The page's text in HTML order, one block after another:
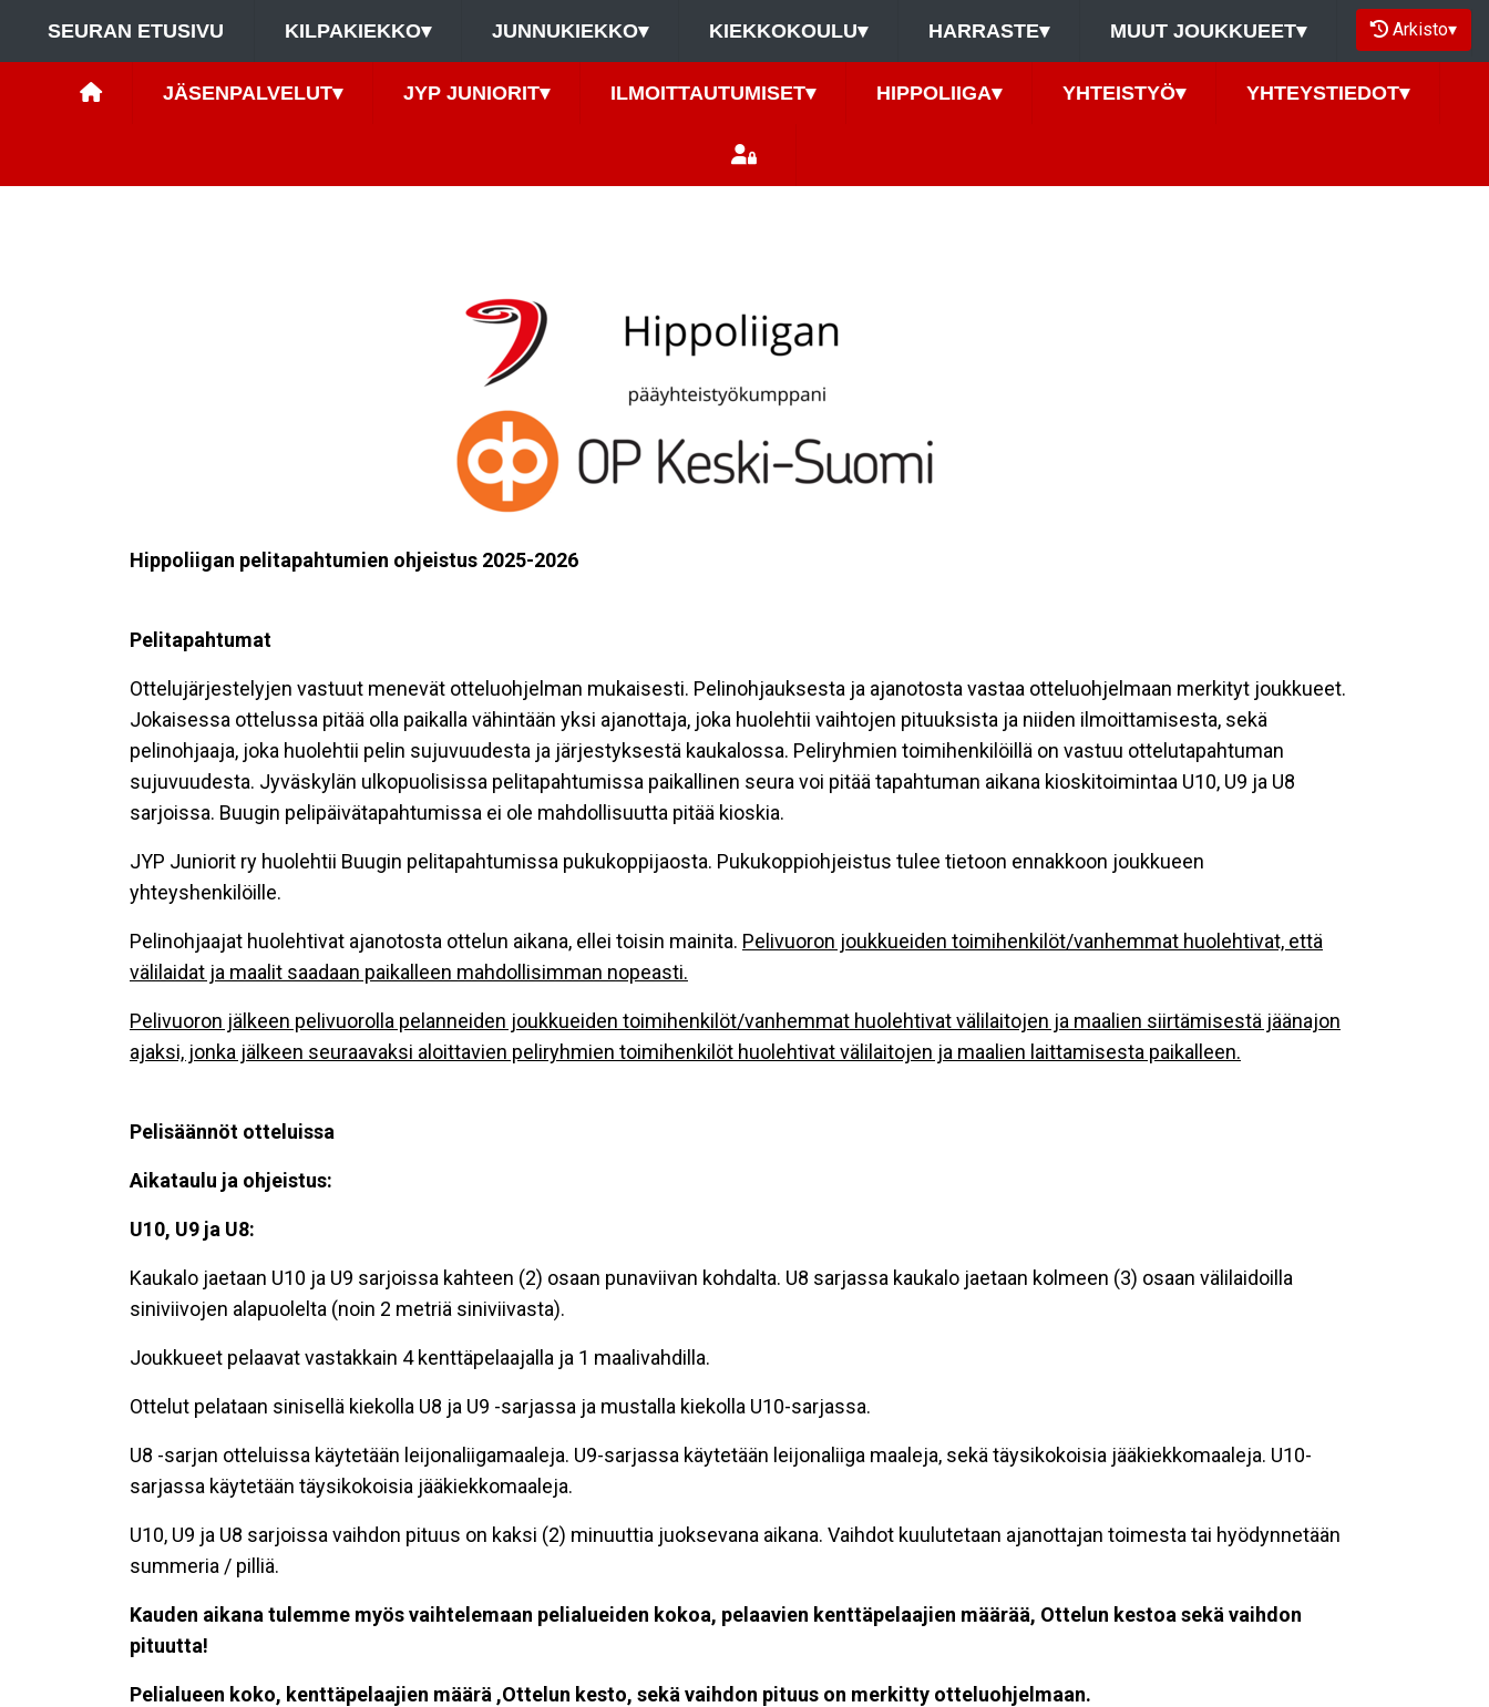
SEURAN ETUSIVU KILPAKIEKKO▾ JUNNUKIEKKO▾ KIEKKOKOULU▾ HARRASTE▾ MUUT JOUKKUEET▾ Arkisto▾
JÄSENPALVELUT▾ JYP JUNIORIT▾ ILMOITTAUTUMISET▾ HIPPOLIIGA▾ YHTEISTYÖ▾ YHTEYSTIEDOT▾
Hippoliigan pelitapahtumien ohjeistus 2025-2026
Pelitapahtumat
Ottelujärjestelyjen vastuut menevät otteluohjelman mukaisesti. Pelinohjauksesta ja ajanotosta vastaa otteluohjelmaan merkityt joukkueet.
Jokaisessa ottelussa pitää olla paikalla vähintään yksi ajanottaja, joka huolehtii vaihtojen pituuksista ja niiden ilmoittamisesta, sekä
pelinohjaaja, joka huolehtii pelin sujuvuudesta ja järjestyksestä kaukalossa. Peliryhmien toimihenkilöillä on vastuu ottelutapahtuman
sujuvuudesta. Jyväskylän ulkopuolisissa pelitapahtumissa paikallinen seura voi pitää tapahtuman aikana kioskitoimintaa U10, U9 ja U8
sarjoissa. Buugin pelipäivätapahtumissa ei ole mahdollisuutta pitää kioskia.
JYP Juniorit ry huolehtii Buugin pelitapahtumissa pukukoppijaosta. Pukukoppiohjeistus tulee tietoon ennakkoon joukkueen
yhteyshenkilöille.
Pelinohjaajat huolehtivat ajanotosta ottelun aikana, ellei toisin mainita. Pelivuoron joukkueiden toimihenkilöt/vanhemmat huolehtivat, että
välilaidat ja maalit saadaan paikalleen mahdollisimman nopeasti.
Pelivuoron jälkeen pelivuorolla pelanneiden joukkueiden toimihenkilöt/vanhemmat huolehtivat välilaitojen ja maalien siirtämisestä jäänajon
ajaksi, jonka jälkeen seuraavaksi aloittavien peliryhmien toimihenkilöt huolehtivat välilaitojen ja maalien laittamisesta paikalleen.
Pelisäännöt otteluissa
Aikataulu ja ohjeistus:
U10, U9 ja U8:
Kaukalo jaetaan U10 ja U9 sarjoissa kahteen (2) osaan punaviivan kohdalta. U8 sarjassa kaukalo jaetaan kolmeen (3) osaan välilaidoilla
siniviivojen alapuolelta (noin 2 metriä siniviivasta).
Joukkueet pelaavat vastakkain 4 kenttäpelaajalla ja 1 maalivahdilla.
Ottelut pelataan sinisellä kiekolla U8 ja U9 -sarjassa ja mustalla kiekolla U10-sarjassa.
U8 -sarjan otteluissa käytetään leijonaliigamaaleja. U9-sarjassa käytetään leijonaliiga maaleja, sekä täysikokoisia jääkiekkomaaleja. U10-
sarjassa käytetään täysikokoisia jääkiekkomaaleja.
U10, U9 ja U8 sarjoissa vaihdon pituus on kaksi (2) minuuttia juoksevana aikana. Vaihdot kuulutetaan ajanottajan toimesta tai hyödynnetään
summeria / pilliä.
Kauden aikana tulemme myös vaihtelemaan pelialueiden kokoa, pelaavien kenttäpelaajien määrää, Ottelun kestoa sekä vaihdon
pituutta!
Pelialueen koko, kenttäpelaajien määrä ,Ottelun kesto, sekä vaihdon pituus on merkitty otteluohjelmaan.